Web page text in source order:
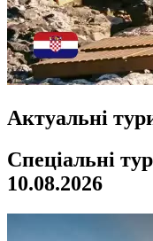
Актуальні
Спеціальні
10.08.2026